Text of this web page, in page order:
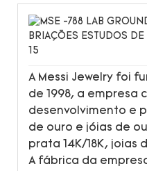
A Messi Jewelry foi
de 1998, a empresa
desenvolvimento e
de ouro e jóias de
prata 14K/18K, joias
A fábrica da